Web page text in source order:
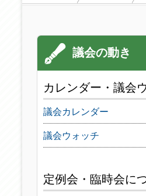
カレンダー・議会
議会カレンダー
議会ウォッチ
定例会・臨時会に